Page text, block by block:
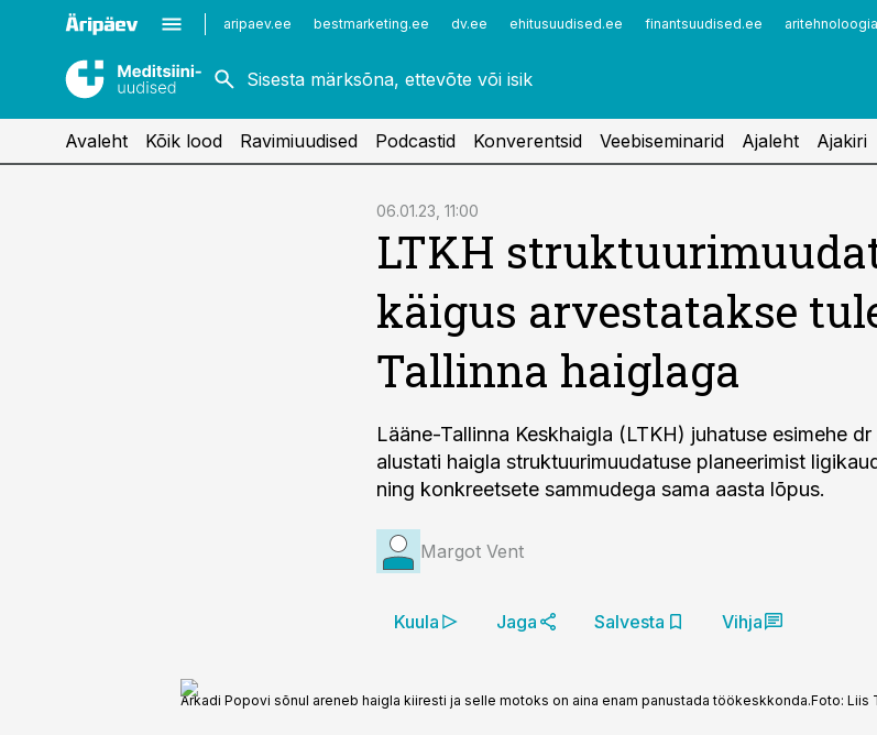
aripaev.ee bestmarketing.ee dv.ee ehitusuudised.ee finantsuudised.ee
Kirurgia
Naistehaigused
Vaktsineerimine
Avaleht Kõik lood Ravimiuudised Podcastid Konverentsid Veebiseminarid Ajaleht Ajakiri
06.01.23, 11:00
LTKH
käigus arvestatakse
Tallinna haiglaga
Lääne-Tallinna Keskhaigla (LTKH) juhatuse esimehe
alustati haigla struktuurimuudatuse planeerimist
ning konkreetsete sammudega sama aasta lõpus.
Margot Vent
Kuula Jaga Salvesta Vihja
Arkadi Popovi sõnul areneb haigla kiiresti ja selle motoks on aina enam panustada töökeskkonda.Foto: Liis